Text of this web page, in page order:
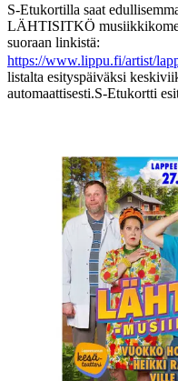
S-Etukortilla saat
LÄHTISITKÖ
suoraan linkistä:
https://www.lippu.fi/artist/
listalta esityspäiväksi
automaattisesti.S-Etukortti